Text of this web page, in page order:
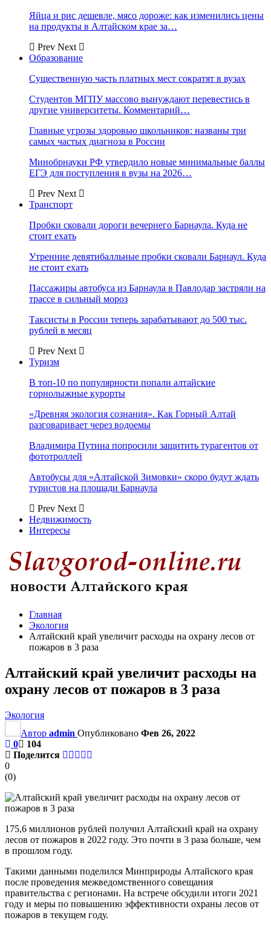
Яйца и рис дешевле, мясо дороже: как изменились цены
на продукты в Алтайском крае за…
Prev Next
Образование
Существенную часть платных мест сократят в вузах
Студентов МГПУ массово вынуждают перевестись в
другие университеты. Комментарий…
Главные угрозы здоровью школьников: названы три
самых частых диагноза в России
Минобрнауки РФ утвердило новые минимальные баллы
ЕГЭ для поступления в вузы на 2026…
Prev Next
Транспорт
Пробки сковали дороги вечернего Барнаула. Куда не
стоит ехать
Утренние девятибалльные пробки сковали Барнаул. Куда
не стоит ехать
Пассажиры автобуса из Барнаула в Павлодар застряли на
трассе в сильный мороз
Таксисты в России теперь зарабатывают до 500 тыс.
рублей в месяц
Prev Next
Туризм
В топ-10 по популярности попали алтайские
горнолыжные курорты
«Древняя экология сознания». Как Горный Алтай
разговаривает через водоемы
Владимира Путина попросили защитить турагентов от
фототроллей
Автобусы для «Алтайской Зимовки» скоро будут ждать
туристов на площади Барнаула
Prev Next
Недвижимость
Интересы
Главная
Экология
Алтайский край увеличит расходы на охрану лесов от
пожаров в 3 раза
Алтайский край увеличит расходы на
охрану лесов от пожаров в 3 раза
Экология
Автор admin Опубликовано Фев 26, 2022
0
104
Поделится
0
(0)
175,6 миллионов рублей получил Алтайский край на охрану
лесов от пожаров в 2022 году. Это почти в 3 раза больше, чем
в прошлом году.
Такими данными поделился Минприроды Алтайского края
после проведения межведомственного совещания
правительства с регионами. На встрече обсудили итоги 2021
году и меры по повышению эффективности охраны лесов от
пожаров в текущем году.